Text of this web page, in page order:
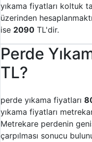
yıkama fiyatları koltuk
üzerinden
ise 2090 TL'dir.
Perde
TL?
perde yıkama fiyatları
yıkama fiyatları
Metrekare perdenin
çarpılması sonucu